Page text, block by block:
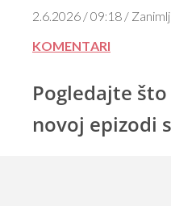
2.6.2026 / 09:18 /
KOMENTARI
Pogledajte
novoj epizodi